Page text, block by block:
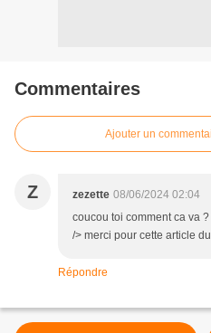
Commentaires
Ajouter un
Z zezette 08/06/2024 02:04
coucou toi comment ca va
/> merci pour cette article
Répondre